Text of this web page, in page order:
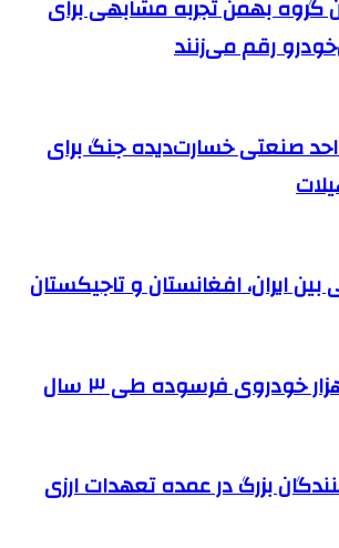
گروه بهمن تجربه مشابهی برای
رقم می‌زنند
۵۰۰ واحد صنعتی خسارت‌دیده جنگ برای
بین ایران، افغانستان و تاجیکستان
بزرگ در عمده تعهدات ارزی